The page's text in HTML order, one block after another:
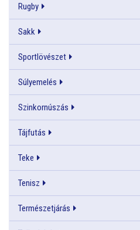
Rugby
Sakk
Sportlövészet
Súlyemelés
Szinkornúszás
Tájfutás
Teke
Tenisz
Természetjárás